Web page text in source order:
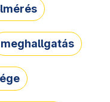
meghallgatás